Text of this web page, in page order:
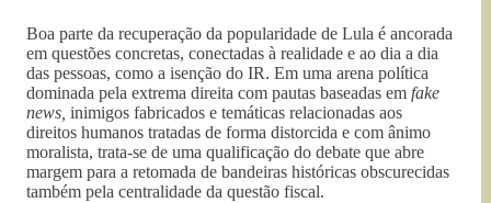
Boa parte da recuperação da popularidade de Lula é ancorada
em questões concretas, conectadas à realidade e ao dia a dia
das pessoas, como a isenção do IR. Em uma arena política
dominada pela extrema direita com pautas baseadas em fake
news, inimigos fabricados e temáticas relacionadas aos
direitos humanos tratadas de forma distorcida e com ânimo
moralista, trata-se de uma qualificação do debate que abre
margem para a retomada de bandeiras históricas obscurecidas
também pela centralidade da questão fiscal.